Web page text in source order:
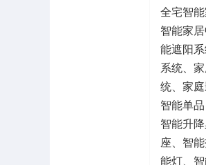
全宅智
智能家
能遮阳
系统、
统、家
智能单品
智能升
座、智
能灯、